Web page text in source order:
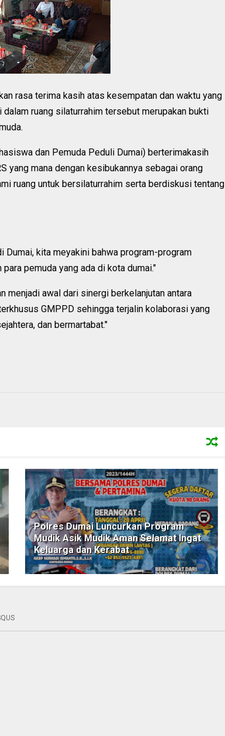
rasa terima kasih atas kesempatan dan waktu yang
ruang silaturrahim tersebut merupakan bukti
dan Pemuda Peduli Dumai) berterimakasih
yang mana dengan kesibukannya sebagai orang
ruang untuk bersilaturrahim serta berdiskusi tentang
kita meyakini bahwa program-program
pemuda yang ada di kota dumai."
menjadi awal dari sinergi berkelanjutan antara
GMPPD sehingga terjalin kolaborasi yang
dan bermartabat."
Polres Dumai Luncurkan Program
Mudik Asik Mudik Aman Selamat Ingat
Keluarga dan Kerabat